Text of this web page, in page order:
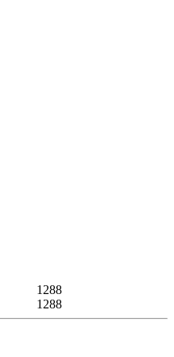
1288
1288